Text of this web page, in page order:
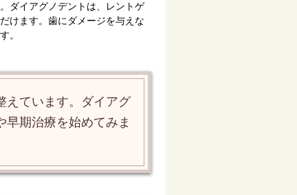
ダイアグノデントは、レントゲ
けます。歯にダメージを与えな
。
えています。ダイアグ
早期治療を始めてみま